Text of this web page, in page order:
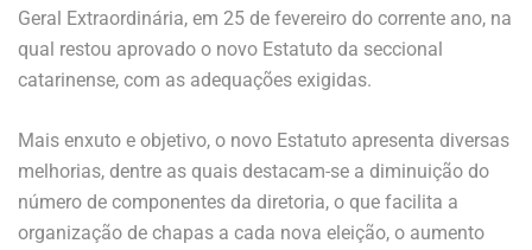
Geral Extraordinária, em 25 de fevereiro do corrente ano, na
qual restou aprovado o novo Estatuto da seccional
catarinense, com as adequações exigidas.
Mais enxuto e objetivo, o novo Estatuto apresenta diversas
melhorias, dentre as quais destacam-se a diminuição do
número de componentes da diretoria, o que facilita a
organização de chapas a cada nova eleição, o aumento